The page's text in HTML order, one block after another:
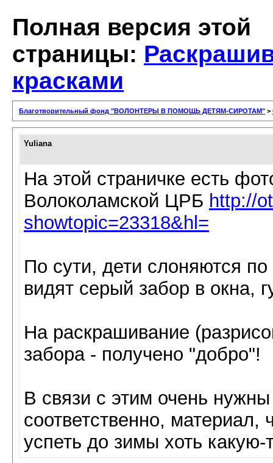
Полная версия этой
страницы:
красками
Благотворительный фонд "ВОЛОНТЕРЫ В ПОМОЩЬ ДЕТЯМ-СИРОТАМ" >
Yuliana
На этой страничке есть
Волоколамской ЦРБ http://
showtopic=23318&hl=
По сути, дети слоняются по
видят серый забор в окна,
На раскрашивание
забора - получено "добро"!
В связи с этим очень
соответственно,
успеть до зимы хоть какую-